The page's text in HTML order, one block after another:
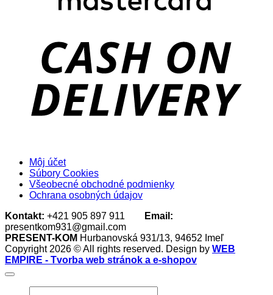
Môj účet
Súbory Cookies
Všeobecné obchodné podmienky
Ochrana osobných údajov
Kontakt: +421 905 897 911
Email:
presentkom931@gmail.com
PRESENT-KOM Hurbanovská 931/13, 94652 Imeľ
Copyright 2026 © All rights reserved. Design by WEB
EMPIRE - Tvorba web stránok a e-shopov